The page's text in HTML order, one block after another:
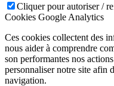
Cliquer pour autoriser /
Cookies Google Analytics
Ces cookies collectent des
nous aider à comprendre
son performantes nos
personnaliser notre site afin
navigation.